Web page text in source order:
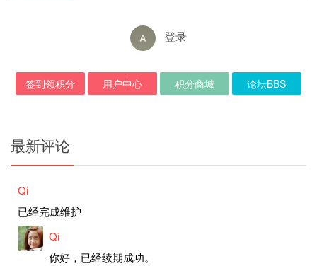
登录
签到领积分 用户中心 积分商城 论坛BBS
最新评论
Qi
已经完成维护
Qi
你好，已经续期成功。